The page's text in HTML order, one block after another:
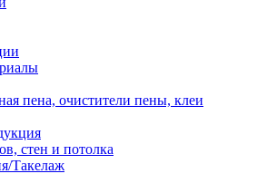
пена, очистители пены, клеи
стен и потолка
Такелаж